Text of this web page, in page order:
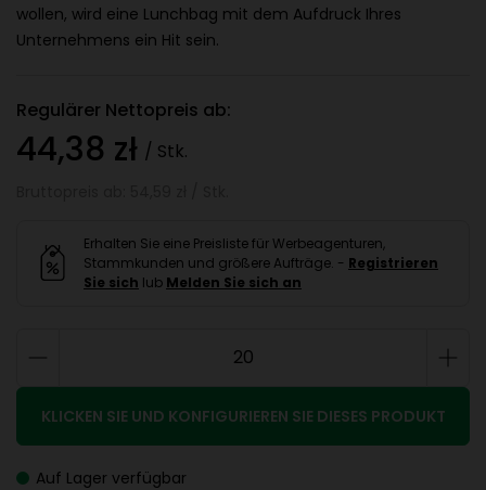
wollen, wird eine Lunchbag mit dem Aufdruck Ihres
Unternehmens ein Hit sein.
Regulärer Nettopreis ab:
44,38 zł / Stk.
Erhalten Sie eine Preisliste für Werbeagenturen,
Stammkunden und größere Aufträge. - Registrieren
Sie sich lub Melden Sie sich an
KLICKEN SIE UND KONFIGURIEREN SIE DIESES PRODUKT
Auf Lager verfügbar